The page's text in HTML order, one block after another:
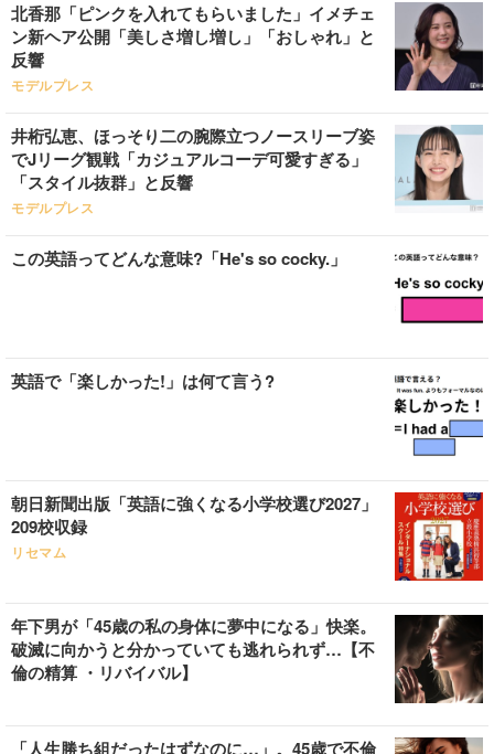
北香那「ピンクを入れてもらいました」イメチェ
ン新ヘア公開「美しさ増し増し」「おしゃれ」と
反響
モデルプレス
井桁弘恵、ほっそり二の腕際立つノースリーブ姿
でJリーグ観戦「カジュアルコーデ可愛すぎる」
「スタイル抜群」と反響
モデルプレス
この英語ってどんな意味?「He's so cocky.」
英語で「楽しかった!」は何て言う?
朝日新聞出版「英語に強くなる小学校選び2027」
209校収録
リセマム
年下男が「45歳の私の身体に夢中になる」快楽。
破滅に向かうと分かっていても逃れられず…【不
倫の精算 ・リバイバル】
「人生勝ち組だったはずなのに…」。45歳で不倫